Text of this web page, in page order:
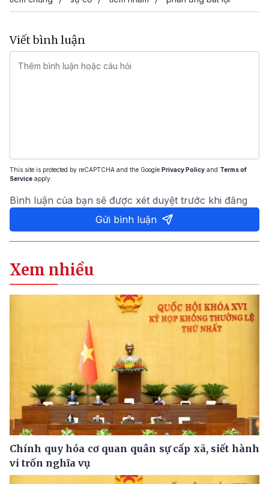
Viết bình luận
This site is protected by reCAPTCHA and the Google Privacy Policy and Terms of
Service apply.
Bình luận của bạn sẽ được xét duyệt trước khi đăng
Gửi bình luận
Xem nhiều
Chính quy hóa cơ quan quân sự cấp xã, siết hành
vi trốn nghĩa vụ